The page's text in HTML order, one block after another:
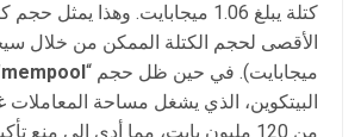
كتلة يبلغ 1.06 ميجابايت. وهذا
ميجابايت). في حين ظل حجم “ mempool
البيتكوين، الذي يشغل مساحة المعاملات
من 120 مليون بايت، مما أدى إلى منع